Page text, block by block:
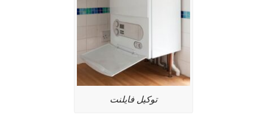
توكيل فايلنت